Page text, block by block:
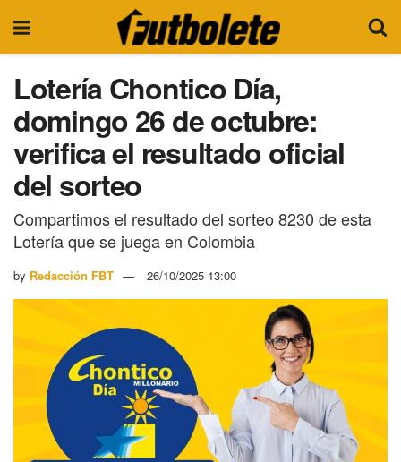
Lotería Chontico Día,
domingo 26 de octubre:
verifica el resultado oficial
del sorteo
Compartimos el resultado del sorteo 8230 de esta
Lotería que se juega en Colombia
by Redacción FBT 26/10/2025 13:00